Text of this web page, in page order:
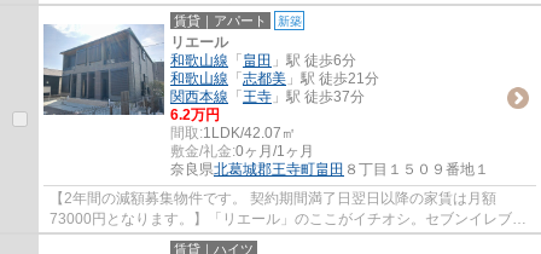
用することも可能です。来客時にはTVインタ...
賃貸｜アパート 新築
リエール
和歌山線 「 畠田 」駅 徒歩6分
和歌山線 「 志都美 」駅 徒歩21分
関西本線 「 王寺 」駅 徒歩37分
6.2万円
間取:1LDK/42.07㎡
敷金/礼金:0ヶ月/1ヶ月
奈良県北葛城郡王寺町畠田 ８丁目１５０９番地１
【2年間の減額募集物件です。 契約期間満了日翌日以降の家賃は月額
73000円となります。】「リエール」のここがイチオシ。セブンイレブン
王寺畠田４丁目店まで徒歩6分と近場にコンビニ...
賃貸｜ハイツ